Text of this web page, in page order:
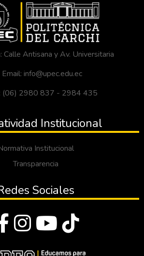
Calle Antisana y Av. Universitaria
Email: info@upec.edu.ec
(06) 2980 837 - 2984 435
Institucional
Institucional
Transparencia
Sociales